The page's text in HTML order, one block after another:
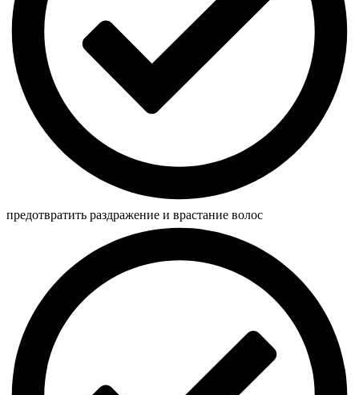
предотвратить раздражение и врастание волос